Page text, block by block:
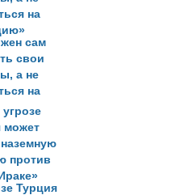
сам
свои
а не
на
Турция